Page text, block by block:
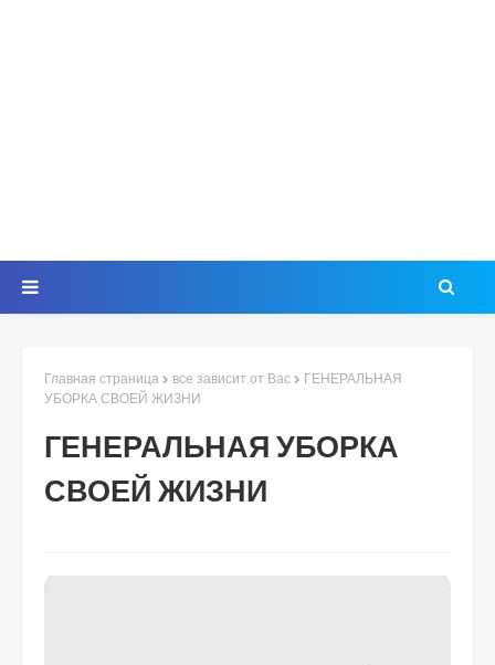
Главная страница все зависит от Вас
ГЕНЕРАЛЬНАЯ
УБОРКА СВОЕЙ ЖИЗНИ
ГЕНЕРАЛЬНАЯ УБОРКА
СВОЕЙ ЖИЗНИ